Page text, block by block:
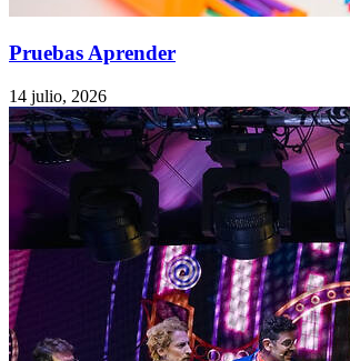
Pruebas Aprender
14 julio, 2026